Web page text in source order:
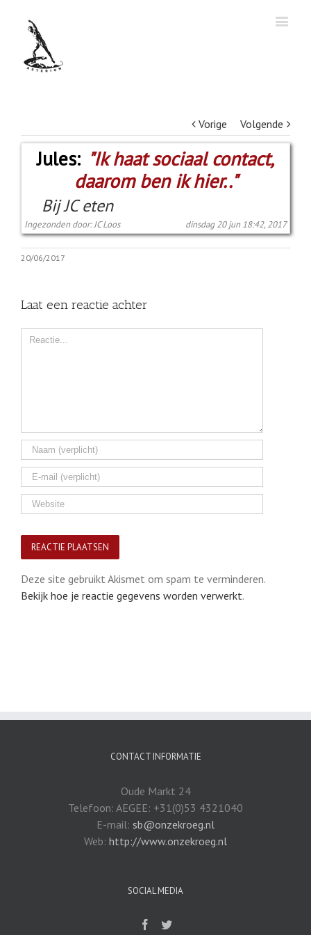
Vorige Volgende
Jules: "Ik haat sociaal contact,
daarom ben ik hier.."
Bij JC eten
Ingezonden door: JC Loos dinsdag 20 jun 18:42, 2017
20/06/2017
Laat een reactie achter
Comment
Deze site gebruikt Akismet om spam te verminderen.
Bekijk hoe je reactie gegevens worden verwerkt.
CONTACT INFORMATIE
Oude Markt 24
Telefoon: AEGEE: +31(0)53 4321040
E-mail: sb@onzekroeg.nl
Web: http://www.onzekroeg.nl
SOCIAL MEDIA